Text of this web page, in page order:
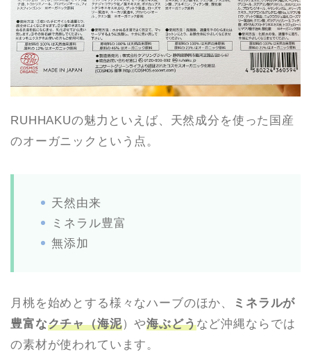
RUHHAKUの魅力といえば、天然成分を使った国産
のオーガニックという点。
天然由来
ミネラル豊富
無添加
月桃を始めとする様々なハーブのほか、
ミネラルが
豊富なクチャ（海泥）や海ぶどうなど沖縄ならでは
の素材が使われています。